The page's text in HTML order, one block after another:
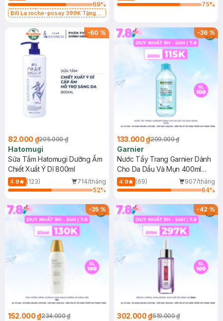
69%
Bill La roche-posay 399K Tặng
(SL có hạn)
75%
-60 %
82.000 ₫205.000 ₫
Hatomugi
Sữa Tắm Hatomugi Dưỡng Ẩm
Chiết Xuất Ý Dĩ 800ml
4.9 (123)
714/tháng
52%
-36%
133.000 ₫209.000 ₫
Garnier
Nước Tẩy Trang Garnier Dành
Cho Da Dầu Và Mụn 400ml
(Mới)
4.9 (69)
907/tháng
64%
-35%
152.000 ₫234.000 ₫
-42%
302.000 ₫519.000 ₫